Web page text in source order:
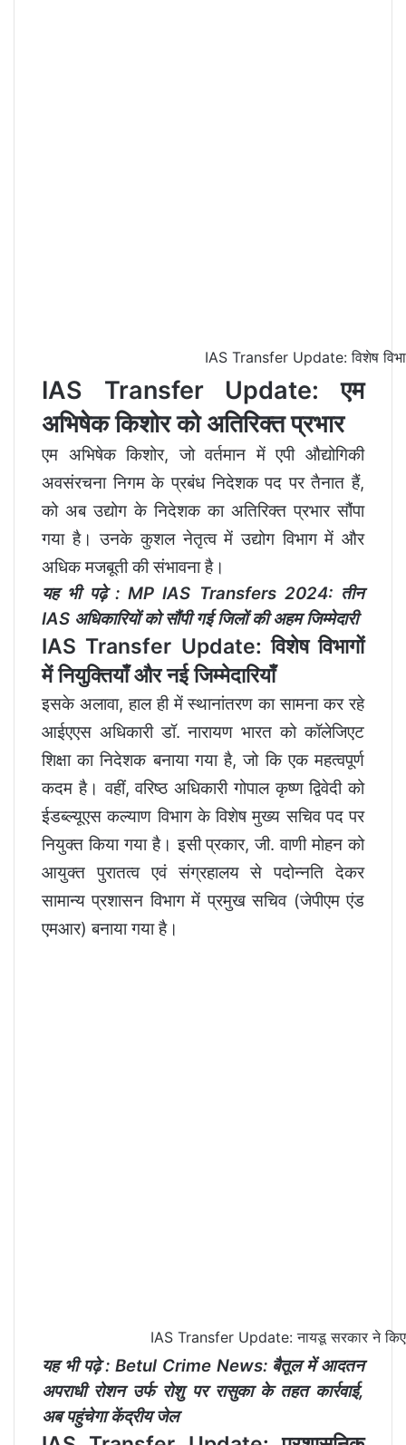
IAS Transfer Update: विशेष
IAS Transfer Update: एम
अभिषेक किशोर को अतिरिक्त प्रभार
एम अभिषेक किशोर, जो वर्तमान में एपी औद्योगिकी
अवसंरचना निगम के प्रबंध निदेशक पद पर तैनात हैं,
को अब उद्योग के निदेशक का अतिरिक्त प्रभार सौंपा
गया है। उनके कुशल नेतृत्व में उद्योग विभाग में और
अधिक मजबूती की संभावना है।
यह भी पढ़े : MP IAS Transfers 2024: तीन
IAS अधिकारियों को सौंपी गई जिलों की अहम जिम्मेदारी
IAS Transfer Update: विशेष विभागों
में नियुक्तियाँ और नई जिम्मेदारियाँ
इसके अलावा, हाल ही में स्थानांतरण का सामना कर रहे
आईएएस अधिकारी डॉ. नारायण भारत को कॉलेजिएट
शिक्षा का निदेशक बनाया गया है, जो कि एक महत्वपूर्ण
कदम है। वहीं, वरिष्ठ अधिकारी गोपाल कृष्ण द्विवेदी को
ईडब्ल्यूएस कल्याण विभाग के विशेष मुख्य सचिव पद पर
नियुक्त किया गया है। इसी प्रकार, जी. वाणी मोहन को
आयुक्त पुरातत्व एवं संग्रहालय से पदोन्नति देकर
सामान्य प्रशासन विभाग में प्रमुख सचिव (जेपीएम एंड
एमआर) बनाया गया है।
IAS Transfer Update: नायडू सरकार ने
यह भी पढ़े :Betul Crime News: बैतूल में आदतन
अपराधी रोशन उर्फ रोशु पर रासुका के तहत कार्रवाई,
अब पहुंचेगा केंद्रीय जेल